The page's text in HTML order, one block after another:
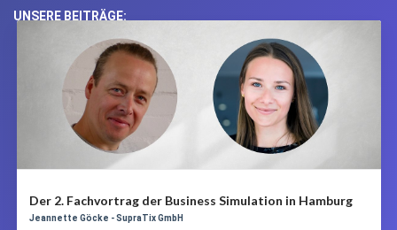
UNSERE BEITRÄGE:
Der 2. Fachvortrag der Business Simulation in Hamburg
Jeannette Göcke - SupraTix GmbH